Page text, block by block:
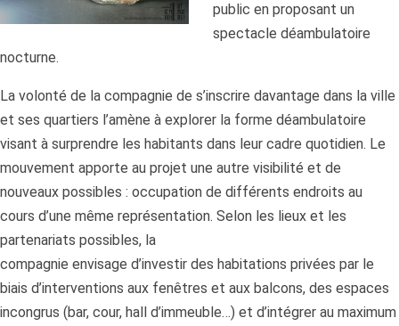
public en proposant un
spectacle déambulatoire
nocturne.
La volonté de la compagnie de s’inscrire davantage dans la ville
et ses quartiers l’amène à explorer la forme déambulatoire
visant à surprendre les habitants dans leur cadre quotidien. Le
mouvement apporte au projet une autre visibilité et de
nouveaux possibles : occupation de différents endroits au
cours d’une même représentation. Selon les lieux et les
partenariats possibles, la
compagnie envisage d’investir des habitations privées par le
biais d’interventions aux fenêtres et aux balcons, des espaces
incongrus (bar, cour, hall d’immeuble…) et d’intégrer au maximum